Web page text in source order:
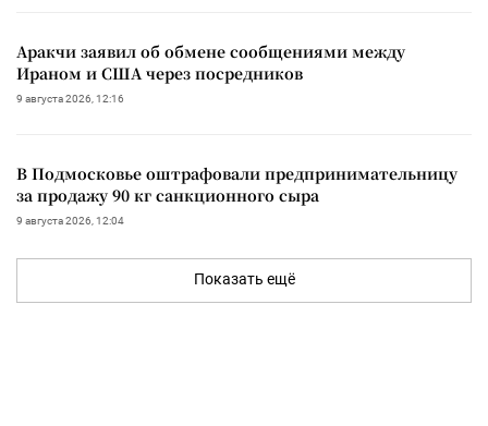
Аракчи заявил об обмене сообщениями между
Ираном и США через посредников
9 августа 2026, 12:16
В Подмосковье оштрафовали предпринимательницу
за продажу 90 кг санкционного сыра
9 августа 2026, 12:04
Показать ещё